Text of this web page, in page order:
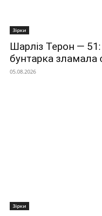
Зірки
Шарліз Терон —
бунтарка зламала
05.08.2026
Зірки